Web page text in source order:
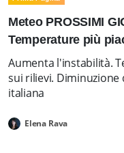
Meteo PROSSIMI
Temperature più
Aumenta l'instabilità.
sui rilievi.
italiana
Elena Rava